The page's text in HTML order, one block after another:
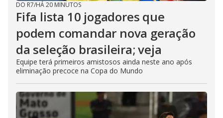
DO R7/HÁ 20 MINUTOS
Fifa lista 10 jogadores que
podem comandar nova geração
da seleção brasileira; veja
Equipe terá primeiros amistosos ainda neste ano após
eliminação precoce na Copa do Mundo